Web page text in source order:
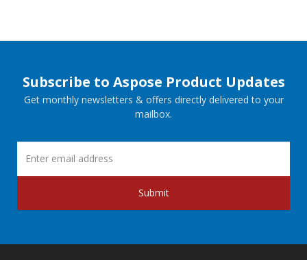
Subscribe to Aspose Product Updates
Get monthly newsletters & offers directly delivered to your
mailbox.
Submit